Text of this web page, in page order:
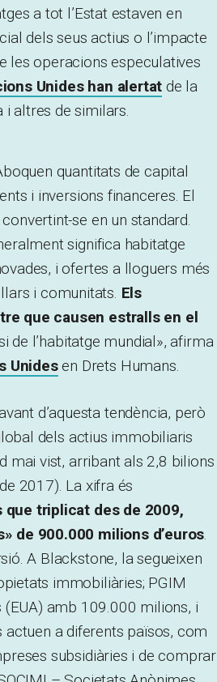
a tot l’Estat estaven en
dels seus actius o l’impacte
les operacions especulatives
Unides han alertat de la
altres de similars.
quantitats de capital
i inversions financeres. El
se en un standard.
significa habitatge
i ofertes a lloguers més
i comunitats. Els
que causen estralls en el
de l’habitatge mundial», afirma
Unidesen Drets Humans.
d’aquesta tendència, però
dels actius immobiliaris
mai vist, arribant als 2,8 bilions
2017). La xifra és
que triplicat des de 2009,
de 900.000 milions d’euros.
A Blackstone, la segueixen
immobiliàries; PGIM
(EUA) amb 109.000 milions, i
a diferents països, com
subsidiàries i de comprar